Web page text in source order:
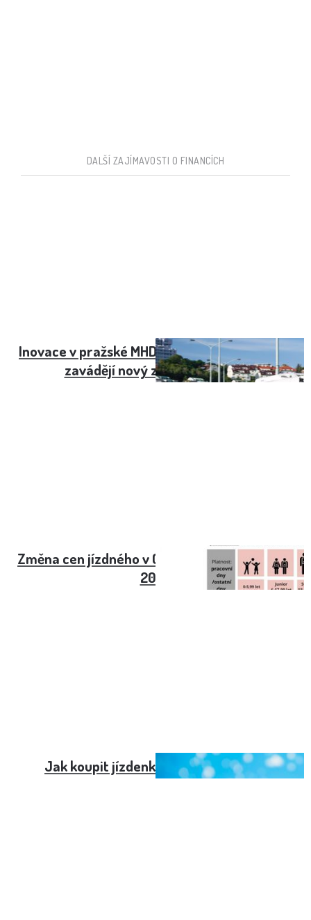
DALŠÍ ZAJÍMAVOSTI O FINANCÍCH
Inovace v pražské MHD: Příměstské autobusy
zavádějí nový způsob nástupu
Změna cen jízdného v Olomoucké MHD od září
2023
Jak koupit jízdenku na vlak přes SMS